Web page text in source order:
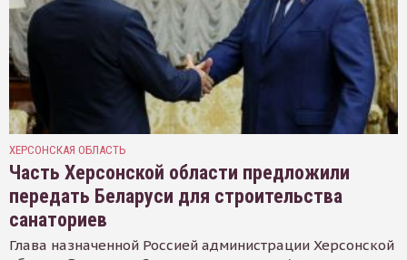
ХЕРСОНСКАЯ ОБЛАСТЬ
Часть Херсонской области предложили
передать Беларуси для строительства
санаториев
Глава назначенной Россией администрации Херсонской